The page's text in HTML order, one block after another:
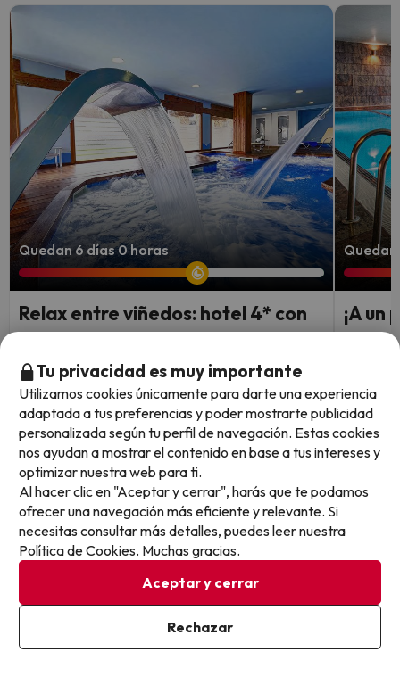
Quedan 6 días 0 horas
Relax entre viñedos: hotel 4* con
spa en la Ribera del Duero
AZZ Peñafiel Las Claras Hotel & Spa
9 81 opiniones
Peñafiel, Valladolid
Alojamiento y desayuno
Cancelación GRATIS hasta 3 días antes
Fechas para viajar: hasta el 30
de octubre de 2026.
1 noche desde
49 €
Quedan
¡A un
con
7.7 109
Ver todos los chollos
Tu privacidad es muy importante
Utilizamos cookies únicamente para darte una experiencia
adaptada a tus preferencias y poder mostrarte publicidad
personalizada según tu perfil de navegación. Estas cookies
nos ayudan a mostrar el contenido en base a tus intereses y
optimizar nuestra web para ti.
Al hacer clic en "Aceptar y cerrar", harás que te podamos
ofrecer una navegación más eficiente y relevante. Si
necesitas consultar más detalles, puedes leer nuestra
Política de Cookies. Muchas gracias.
Aceptar y cerrar
Rechazar